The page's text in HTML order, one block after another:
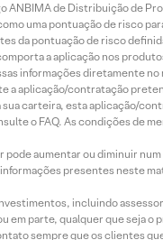
ANBIMA de Distribuição de
uma pontuação de risco
da pontuação de risco
a aplicação nos
informações diretamente
a aplicação/contratação
carteira, esta aplicação/
o FAQ. As condições de
aumentar ou diminuir
presentes neste
incluindo
em parte, qualquer que seja
sempre que os clientes